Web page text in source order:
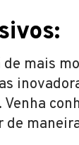
mais
de